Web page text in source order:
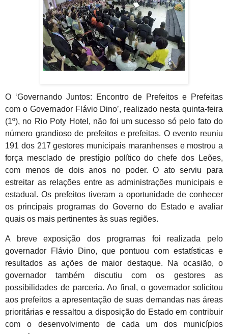
O ‘Governando Juntos: Encontro de Prefeitos e Prefeitas
com o Governador Flávio Dino’, realizado nesta quinta-feira
(1º), no Rio Poty Hotel, não foi um sucesso só pelo fato do
número grandioso de prefeitos e prefeitas. O evento reuniu
191 dos 217 gestores municipais maranhenses e mostrou a
força mesclado de prestígio político do chefe dos Leões,
com menos de dois anos no poder. O ato serviu para
estreitar as relações entre as administrações municipais e
estadual. Os prefeitos tiveram a oportunidade de conhecer
os principais programas do Governo do Estado e avaliar
quais os mais pertinentes às suas regiões.
A breve exposição dos programas foi realizada pelo
governador Flávio Dino, que pontuou com estatísticas e
resultados as ações de maior destaque. Na ocasião, o
governador também discutiu com os gestores as
possibilidades de parceria. Ao final, o governador solicitou
aos prefeitos a apresentação de suas demandas nas áreas
prioritárias e ressaltou a disposição do Estado em contribuir
com o desenvolvimento de cada um dos municípios